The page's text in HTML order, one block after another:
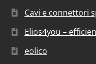
Cavi e connettori
Elios4you –
eolico